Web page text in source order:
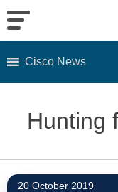
Cisco News
contentHunting
20 October 2019